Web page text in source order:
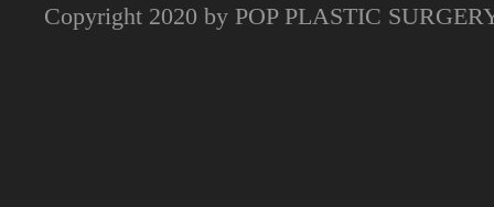
Copyright 2020 by POP PLASTIC